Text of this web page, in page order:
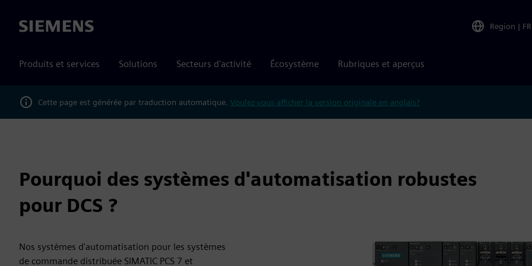
Siemens Region | FR
Produits et services Solutions Secteurs d'activité Écosystème Rubriques et aperçus
Cette page est générée par traduction automatique. Voulez-vous afficher la version originale en anglais?
Pourquoi des systèmes d'automatisation robustes
pour DCS ?
Nos systèmes d'automatisation pour les systèmes
de commande distribuée SIMATIC PCS 7 et